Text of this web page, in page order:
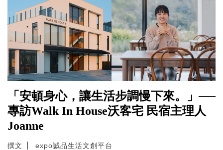
「安頓身心，讓生活步調慢下來。」──
專訪Walk In House沃客宅 民宿主理人
Joanne
撰文 expo誠品生活文創平台